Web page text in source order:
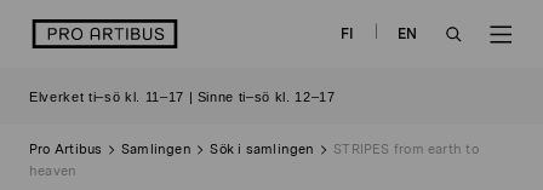
logo FI
EN
Elverket ti–sö kl. 11–17 | Sinne ti–sö kl. 12–17
Pro Artibus Samlingen Sök i samlingen
STRIPES from earth to
heaven